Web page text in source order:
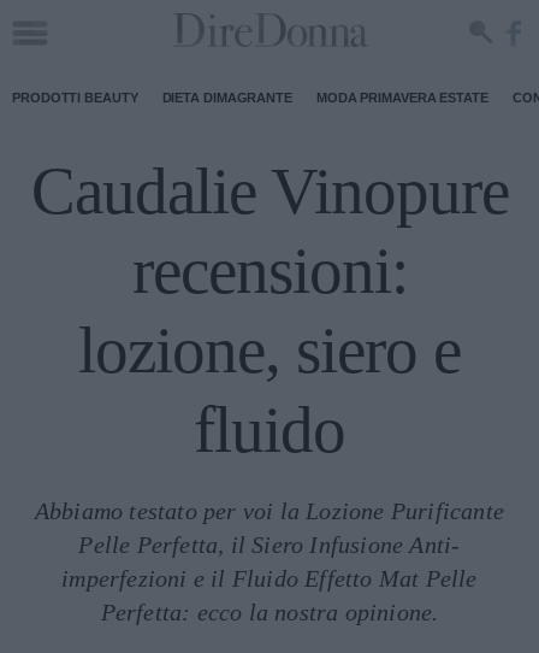
PRODOTTI BEAUTY DIETA DIMAGRANTE MODA PRIMAVERA ESTATE
Caudalie Vinopure
recensioni:
lozione, siero e
fluido
Abbiamo testato per voi la Lozione Purificante
Pelle Perfetta, il Siero Infusione Anti-
imperfezioni e il Fluido Effetto Mat Pelle
Perfetta: ecco la nostra opinione.